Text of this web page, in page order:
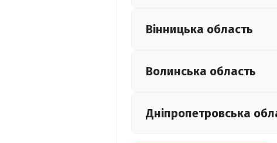
Вінницька область
Волинська область
Дніпропетровська